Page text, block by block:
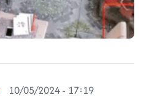
10/05/2024 - 17:19